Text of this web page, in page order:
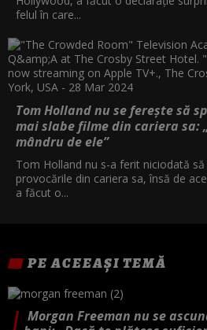
felul în care...
Tom Holland nu se ferește să
mai slabe filme din cariera sa:
mândru de ele”
Tom Holland nu s-a ferit niciodată
provocările din cariera sa, însă de
a făcut o...
PE ACEEAȘI TEMĂ
Morgan Freeman nu se